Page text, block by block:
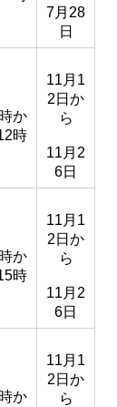
7月28
日
か
時
11月1
2日か
ら
11月2
6日
か
時
11月1
2日か
ら
11月2
6日
か
11月1
2日か
ら